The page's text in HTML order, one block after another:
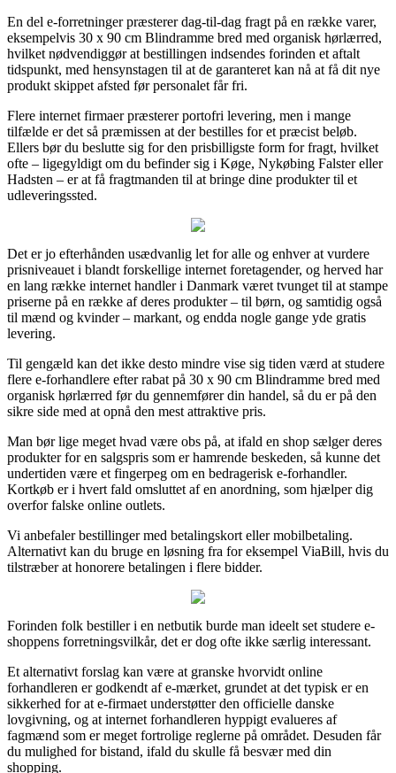
En del e-forretninger præsterer dag-til-dag fragt på en række varer,
eksempelvis 30 x 90 cm Blindramme bred med organisk hørlærred,
hvilket nødvendiggør at bestillingen indsendes forinden et aftalt
tidspunkt, med hensynstagen til at de garanteret kan nå at få dit nye
produkt skippet afsted før personalet får fri.
Flere internet firmaer præsterer portofri levering, men i mange
tilfælde er det så præmissen at der bestilles for et præcist beløb.
Ellers bør du beslutte sig for den prisbilligste form for fragt, hvilket
ofte – ligegyldigt om du befinder sig i Køge, Nykøbing Falster eller
Hadsten – er at få fragtmanden til at bringe dine produkter til et
udleveringssted.
Det er jo efterhånden usædvanlig let for alle og enhver at vurdere
prisniveauet i blandt forskellige internet foretagender, og herved har
en lang række internet handler i Danmark været tvunget til at stampe
priserne på en række af deres produkter – til børn, og samtidig også
til mænd og kvinder – markant, og endda nogle gange yde gratis
levering.
Til gengæld kan det ikke desto mindre vise sig tiden værd at studere
flere e-forhandlere efter rabat på 30 x 90 cm Blindramme bred med
organisk hørlærred før du gennemfører din handel, så du er på den
sikre side med at opnå den mest attraktive pris.
Man bør lige meget hvad være obs på, at ifald en shop sælger deres
produkter for en salgspris som er hamrende beskeden, så kunne det
undertiden være et fingerpeg om en bedragerisk e-forhandler.
Kortkøb er i hvert fald omsluttet af en anordning, som hjælper dig
overfor falske online outlets.
Vi anbefaler bestillinger med betalingskort eller mobilbetaling.
Alternativt kan du bruge en løsning fra for eksempel ViaBill, hvis du
tilstræber at honorere betalingen i flere bidder.
Forinden folk bestiller i en netbutik burde man ideelt set studere e-
shoppens forretningsvilkår, det er dog ofte ikke særlig interessant.
Et alternativt forslag kan være at granske hvorvidt online
forhandleren er godkendt af e-mærket, grundet at det typisk er en
sikkerhed for at e-firmaet understøtter den officielle danske
lovgivning, og at internet forhandleren hyppigt evalueres af
fagmænd som er meget fortrolige reglerne på området. Desuden får
du mulighed for bistand, ifald du skulle få besvær med din
shopping.